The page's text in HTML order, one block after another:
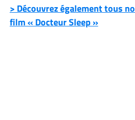
> Découvrez également tous
film « Docteur Sleep »